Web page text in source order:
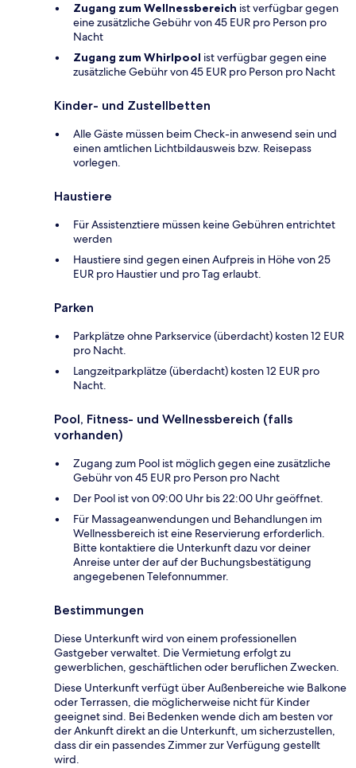
Zugang zum Wellnessbereich ist verfügbar gegen
eine zusätzliche Gebühr von 45 EUR pro Person pro
Nacht
Zugang zum Whirlpool ist verfügbar gegen eine
zusätzliche Gebühr von 45 EUR pro Person pro Nacht
Kinder- und Zustellbetten
Alle Gäste müssen beim Check-in anwesend sein und
einen amtlichen Lichtbildausweis bzw. Reisepass
vorlegen.
Haustiere
Für Assistenztiere müssen keine Gebühren entrichtet
werden
Haustiere sind gegen einen Aufpreis in Höhe von 25
EUR pro Haustier und pro Tag erlaubt.
Parken
Parkplätze ohne Parkservice (überdacht) kosten 12 EUR
pro Nacht.
Langzeitparkplätze (überdacht) kosten 12 EUR pro
Nacht.
Pool, Fitness- und Wellnessbereich (falls
vorhanden)
Zugang zum Pool ist möglich gegen eine zusätzliche
Gebühr von 45 EUR pro Person pro Nacht
Der Pool ist von 09:00 Uhr bis 22:00 Uhr geöffnet.
Für Massageanwendungen und Behandlungen im
Wellnessbereich ist eine Reservierung erforderlich.
Bitte kontaktiere die Unterkunft dazu vor deiner
Anreise unter der auf der Buchungsbestätigung
angegebenen Telefonnummer.
Bestimmungen
Diese Unterkunft wird von einem professionellen
Gastgeber verwaltet. Die Vermietung erfolgt zu
gewerblichen, geschäftlichen oder beruflichen Zwecken.
Diese Unterkunft verfügt über Außenbereiche wie Balkone
oder Terrassen, die möglicherweise nicht für Kinder
geeignet sind. Bei Bedenken wende dich am besten vor
der Ankunft direkt an die Unterkunft, um sicherzustellen,
dass dir ein passendes Zimmer zur Verfügung gestellt
wird.